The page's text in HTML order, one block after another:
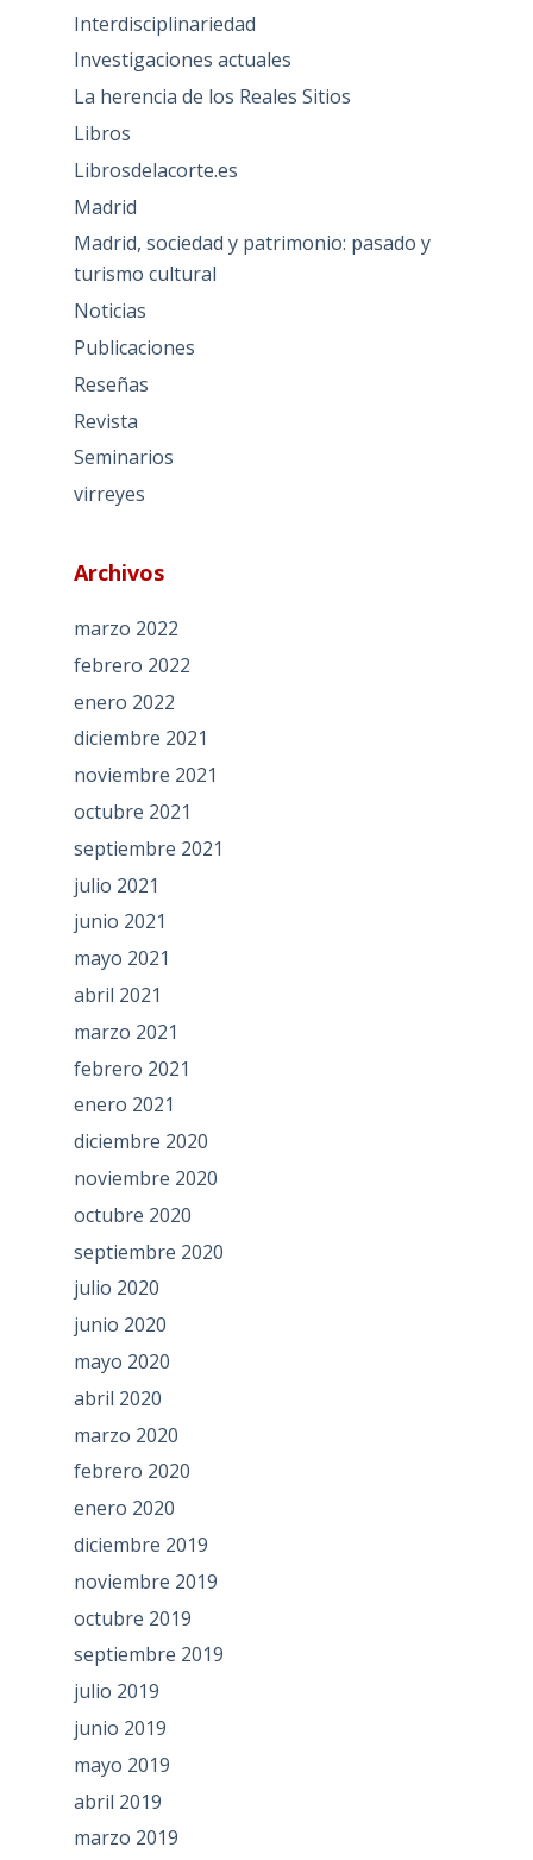
Interdisciplinariedad
Investigaciones actuales
La herencia de los Reales Sitios
Libros
Librosdelacorte.es
Madrid
Madrid, sociedad y patrimonio: pasado y
turismo cultural
Noticias
Publicaciones
Reseñas
Revista
Seminarios
virreyes
Archivos
marzo 2022
febrero 2022
enero 2022
diciembre 2021
noviembre 2021
octubre 2021
septiembre 2021
julio 2021
junio 2021
mayo 2021
abril 2021
marzo 2021
febrero 2021
enero 2021
diciembre 2020
noviembre 2020
octubre 2020
septiembre 2020
julio 2020
junio 2020
mayo 2020
abril 2020
marzo 2020
febrero 2020
enero 2020
diciembre 2019
noviembre 2019
octubre 2019
septiembre 2019
julio 2019
junio 2019
mayo 2019
abril 2019
marzo 2019